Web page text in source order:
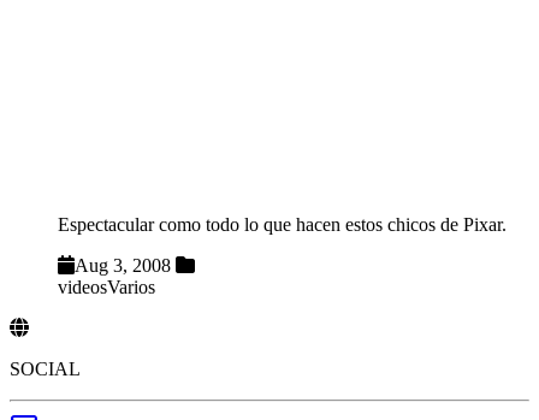
Espectacular como todo lo que hacen estos chicos de Pixar.
Aug 3, 2008
videosVarios
SOCIAL